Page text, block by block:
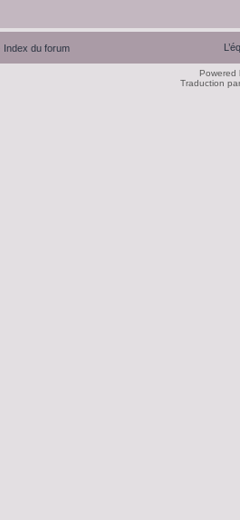
Index du forum
Powered
Traduction